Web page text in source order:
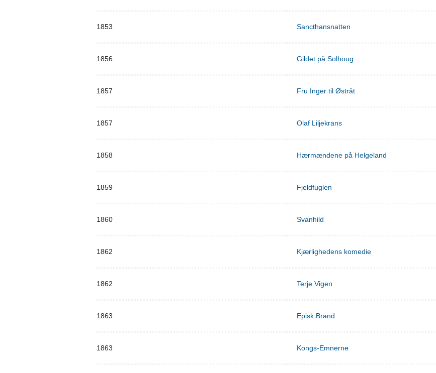
1853 Sancthansnatten
1856 Gildet på Solhoug
1857 Fru Inger til Østråt
1857 Olaf Liljekrans
1858 Hærmændene på Helgeland
1859 Fjeldfuglen
1860 Svanhild
1862 Kjærlighedens komedie
1862 Terje Vigen
1863 Episk Brand
1863 Kongs-Emnerne